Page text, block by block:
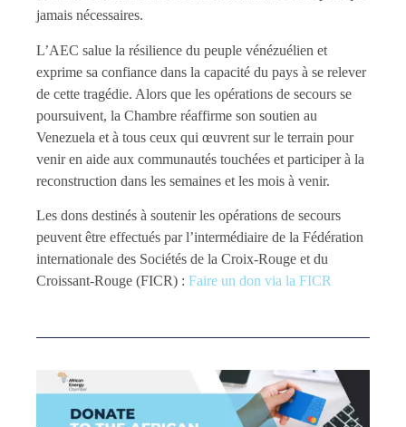
jamais nécessaires.
L’AEC salue la résilience du peuple vénézuélien et
exprime sa confiance dans la capacité du pays à se relever
de cette tragédie. Alors que les opérations de secours se
poursuivent, la Chambre réaffirme son soutien au
Venezuela et à tous ceux qui œuvrent sur le terrain pour
venir en aide aux communautés touchées et participer à la
reconstruction dans les semaines et les mois à venir.
Les dons destinés à soutenir les opérations de secours
peuvent être effectués par l’intermédiaire de la Fédération
internationale des Sociétés de la Croix-Rouge et du
Croissant-Rouge (FICR) : Faire un don via la FICR